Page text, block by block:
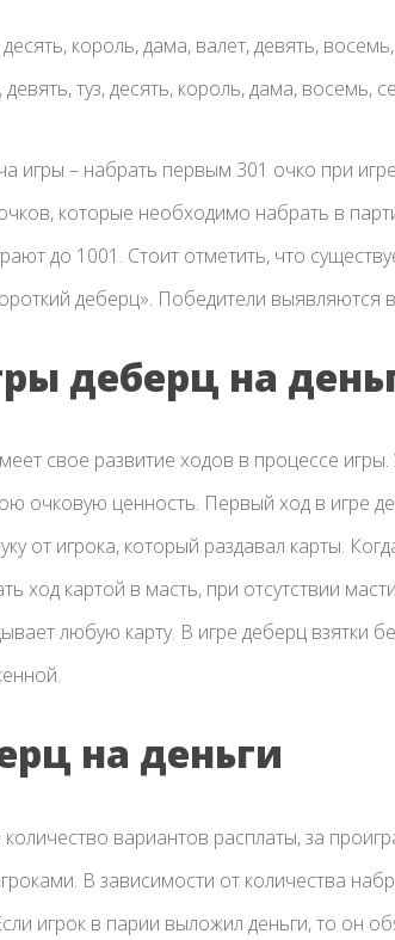
король, дама, валет, девять,
туз, десять, король, дама, восемь,
игры – набрать первым 301 очко при
которые необходимо набрать в
до 1001. Стоит отметить, что
деберц». Победители выявляются
деберц на
свое развитие ходов в процессе
очковую ценность. Первый ход в игре
от игрока, который раздавал карты.
ход картой в масть, при отсутствии
любую карту. В игре деберц взятки
на деньги
вариантов расплаты, за
В зависимости от количества
игрок в парии выложил деньги, то он